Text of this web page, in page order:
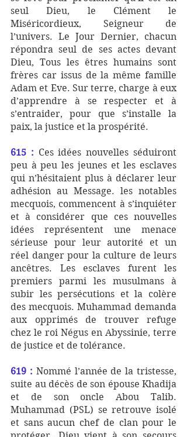
seul Dieu, le Clément le
Miséricordieux, Seigneur de
l’univers. Le Jour Dernier, chacun
répondra seul de ses actes devant
Dieu, Tous les êtres humains sont
frères car issus de la même famille
Adam et Eve. Sur terre, charge à eux
d’apprendre à se respecter et à
s’entraider, pour que s’installe la
paix, la justice et la prospérité.
615 : Ces idées nouvelles séduiront
peu à peu les jeunes et les esclaves
qui n’hésitaient plus à déclarer leur
adhésion au Message. les notables
mecquois, commencent à s’inquiéter
et à considérer que ces nouvelles
idées représentent une menace
sérieuse pour leur autorité et un
réel danger pour la culture de leurs
ancêtres. Les esclaves furent les
premiers parmi les musulmans à
subir les persécutions et la colère
des mecquois. Muhammad demanda
aux opprimés de trouver refuge
chez le roi Négus en Abyssinie, terre
de justice et de tolérance.
619 : Nommé l’année de la tristesse,
suite au décès de son épouse Khadija
et de son oncle Abou Talib.
Muhammad (PSL) se retrouve isolé
et sans aucun chef de clan pour le